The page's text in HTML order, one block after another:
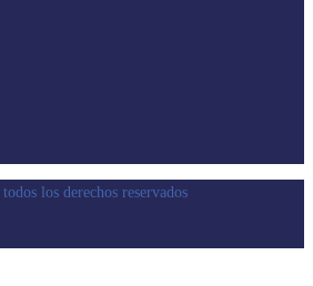
los derechos reservados